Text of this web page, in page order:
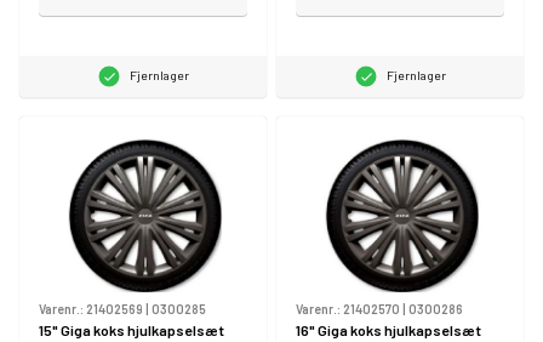
Fjernlager Fjernlager
Varenr.: 21402569 0300285
15" Giga koks hjulkapselsæt
Varenr.: 21402570 0300286
16" Giga koks hjulkapselsæt